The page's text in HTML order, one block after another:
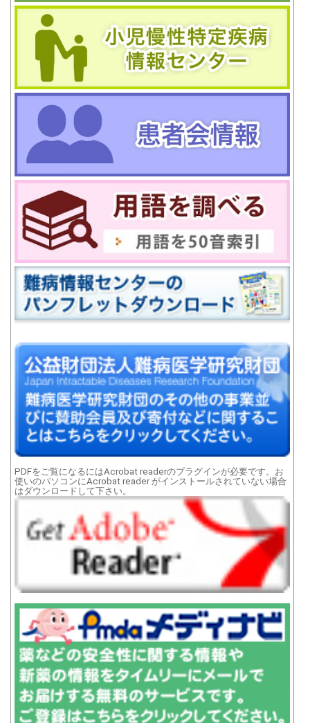
PDFをご覧になるにはAcrobat readerのプラグインが必要です。お
使いのパソコンにAcrobat reader がインストールされていない場合
はダウンロードして下さい。